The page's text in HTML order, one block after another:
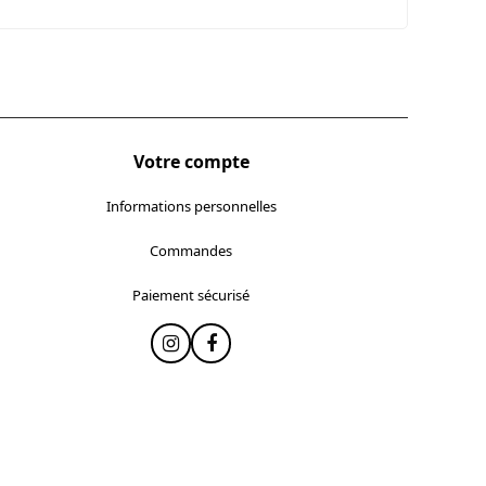
Votre compte
Informations personnelles
Commandes
Paiement sécurisé
Instagram
Facebook